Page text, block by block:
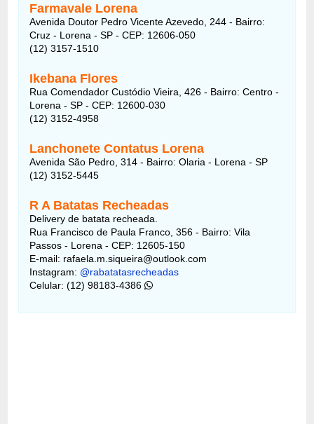
Farmavale Lorena
Avenida Doutor Pedro Vicente Azevedo, 244 - Bairro:
Cruz - Lorena - SP - CEP: 12606-050
(12) 3157-1510
Ikebana Flores
Rua Comendador Custódio Vieira, 426 - Bairro: Centro -
Lorena - SP - CEP: 12600-030
(12) 3152-4958
Lanchonete Contatus Lorena
Avenida São Pedro, 314 - Bairro: Olaria - Lorena - SP
(12) 3152-5445
R A Batatas Recheadas
Delivery de batata recheada.
Rua Francisco de Paula Franco, 356 - Bairro: Vila
Passos - Lorena - CEP: 12605-150
E-mail: rafaela.m.siqueira@outlook.com
Instagram: @rabatatasrecheadas
Celular: (12) 98183-4386